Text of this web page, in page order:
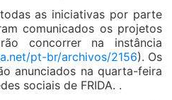
as iniciativas por parte
comunicados os projetos
concorrer na instância
pt-br/archivos/2156). Os
anunciados na quarta-feira
sociais de FRIDA. .